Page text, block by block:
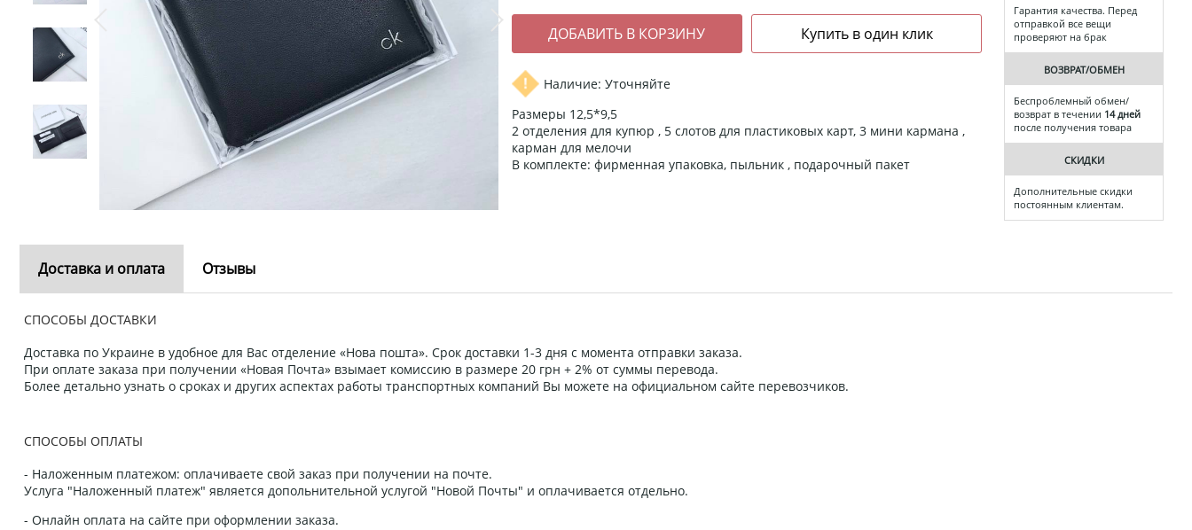
Наличие: Уточняйте
Размеры 12,5*9,5
2 отделения для купюр , 5 слотов для пластиковых карт, 3 мини кармана ,
карман для мелочи
В комплекте: фирменная упаковка, пыльник , подарочный пакет
Гарантия качества. Перед
отправкой все вещи
проверяют на брак
ВОЗВРАТ/ОБМЕН
Беспроблемный обмен/
возврат в течении 14 дней
после получения товара
СКИДКИ
Дополнительные скидки
постоянным клиентам.
Доставка и оплата Отзывы
СПОСОБЫ ДОСТАВКИ
Доставка по Украине в удобное для Вас отделение «Нова пошта». Срок доставки 1-3 дня с момента отправки заказа.
При оплате заказа при получении «Новая Почта» взымает комиссию в размере 20 грн + 2% от суммы перевода.
Более детально узнать о сроках и других аспектах работы транспортных компаний Вы можете на официальном сайте перевозчиков.
СПОСОБЫ ОПЛАТЫ
- Наложенным платежом: оплачиваете свой заказ при получении на почте.
Услуга "Наложенный платеж" является допольнительной услугой "Новой Почты" и оплачивается отдельно.
- Онлайн оплата на сайте при оформлении заказа.